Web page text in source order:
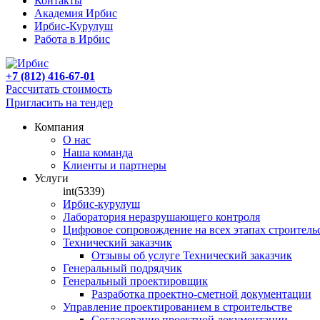
Академия Ирбис
Ирбис-Курулуш
Работа в Ирбис
+7 (812) 416-67-01
Рассчитать стоимость
Пригласить на тендер
Компания
О нас
Наша команда
Клиенты и партнеры
Услуги
int(5339)
Ирбис-курулуш
Лаборатория неразрушающего контроля
Цифровое сопровождение на всех этапах
Технический заказчик
Отзывы об услуге Технический заказчик
Генеральный подрядчик
Генеральный проектировщик
Разработка проектно-сметной документации
Управление проектированием в строительстве